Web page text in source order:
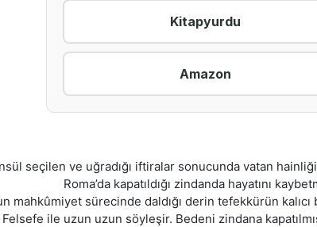
Kitapyurdu
Amazon
seçilen ve uğradığı iftiralar sonucunda vatan
Roma’da kapatıldığı zindanda hayatını
mahkûmiyet sürecinde daldığı derin tefekkürün
ile uzun uzun söyleşir. Bedeni zindana